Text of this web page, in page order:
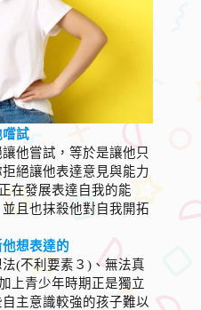
嚐試
他嘗試，等於是讓他只
絕讓他表達意見與能力
在發展表達自我的能
且也抹殺他對自我開拓
想表達的
(不利要素３)、無法真
上青少年時期正是獨立
主意識較強的孩子難以